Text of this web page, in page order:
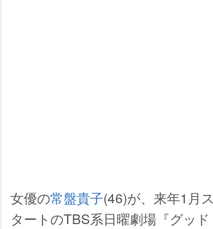
女優の常盤貴子(46)が、来年1月ス
タートのTBS系日曜劇場『グッド